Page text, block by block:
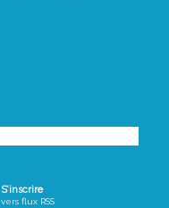
S’inscrire
vers flux RSS